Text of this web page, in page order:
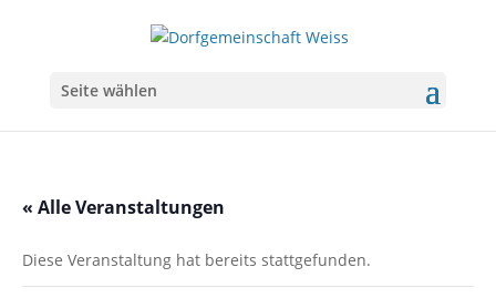
Seite wählen
« Alle Veranstaltungen
Diese Veranstaltung hat bereits stattgefunden.